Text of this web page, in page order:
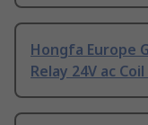
Hongfa Europe
Relay 24V ac